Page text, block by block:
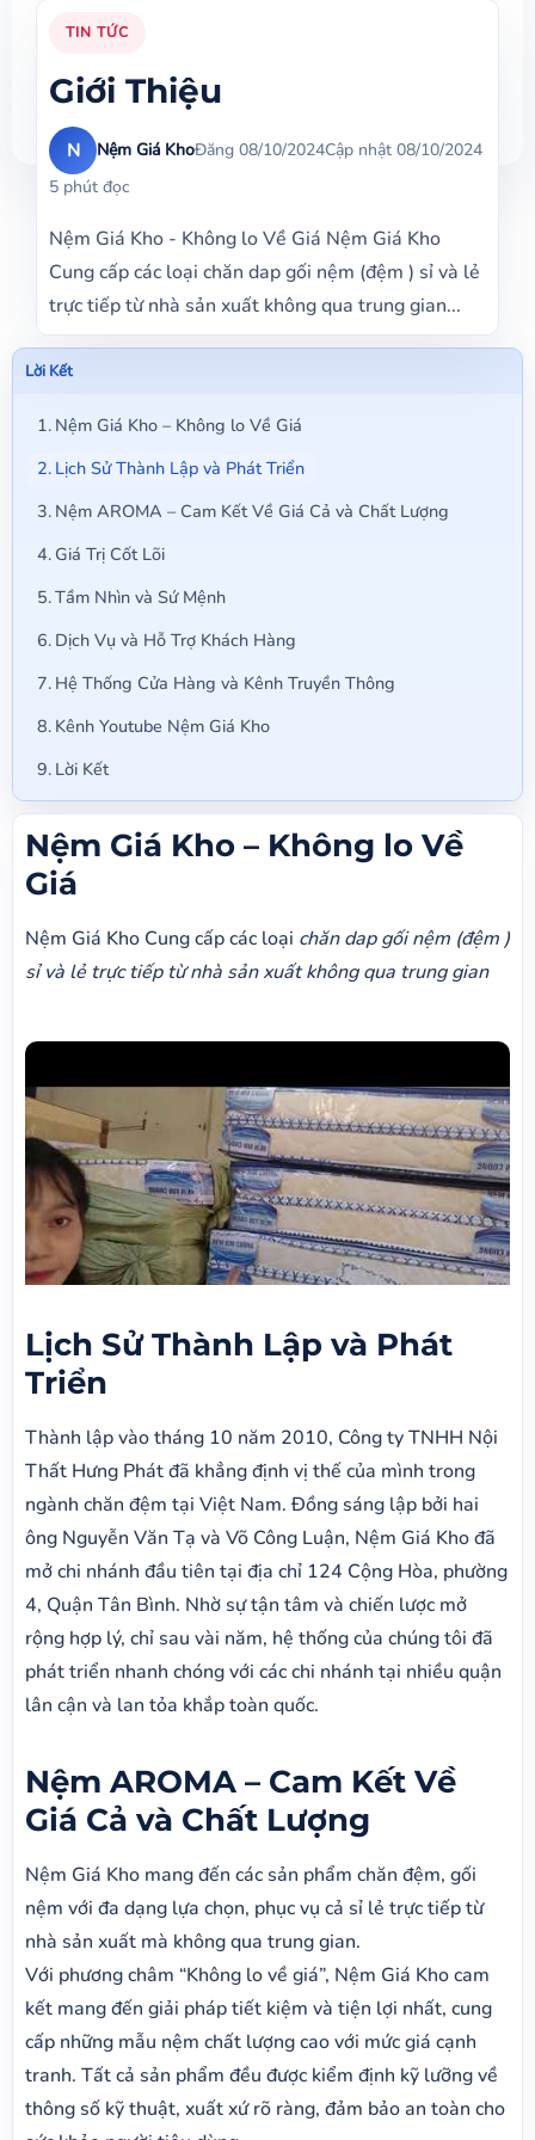
TIN TỨC
Giới Thiệu
N Nệm Giá KhoĐăng 08/10/2024Cập nhật 08/10/2024
5 phút đọc
Nệm Giá Kho - Không lo Về Giá Nệm Giá Kho
Cung cấp các loại chăn dap gối nệm (đệm ) sỉ và lẻ
trực tiếp từ nhà sản xuất không qua trung gian...
Lời Kết
Nệm Giá Kho – Không lo Về Giá
Lịch Sử Thành Lập và Phát Triển
Nệm AROMA – Cam Kết Về Giá Cả và Chất Lượng
Giá Trị Cốt Lõi
Tầm Nhìn và Sứ Mệnh
Dịch Vụ và Hỗ Trợ Khách Hàng
Hệ Thống Cửa Hàng và Kênh Truyền Thông
Kênh Youtube Nệm Giá Kho
Lời Kết
Nệm Giá Kho – Không lo Về
Giá
Nệm Giá Kho Cung cấp các loại chăn dap gối nệm (đệm )
sỉ và lẻ trực tiếp từ nhà sản xuất không qua trung gian
Lịch Sử Thành Lập và Phát
Triển
Thành lập vào tháng 10 năm 2010, Công ty TNHH Nội
Thất Hưng Phát đã khẳng định vị thế của mình trong
ngành chăn đệm tại Việt Nam. Đồng sáng lập bởi hai
ông Nguyễn Văn Tạ và Võ Công Luận, Nệm Giá Kho đã
mở chi nhánh đầu tiên tại địa chỉ 124 Cộng Hòa, phường
4, Quận Tân Bình. Nhờ sự tận tâm và chiến lược mở
rộng hợp lý, chỉ sau vài năm, hệ thống của chúng tôi đã
phát triển nhanh chóng với các chi nhánh tại nhiều quận
lân cận và lan tỏa khắp toàn quốc.
Nệm AROMA – Cam Kết Về
Giá Cả và Chất Lượng
Nệm Giá Kho mang đến các sản phẩm chăn đệm, gối
nệm với đa dạng lựa chọn, phục vụ cả sỉ lẻ trực tiếp từ
nhà sản xuất mà không qua trung gian.
Với phương châm “Không lo về giá”, Nệm Giá Kho cam
kết mang đến giải pháp tiết kiệm và tiện lợi nhất, cung
cấp những mẫu nệm chất lượng cao với mức giá cạnh
tranh. Tất cả sản phẩm đều được kiểm định kỹ lưỡng về
thông số kỹ thuật, xuất xứ rõ ràng, đảm bảo an toàn cho